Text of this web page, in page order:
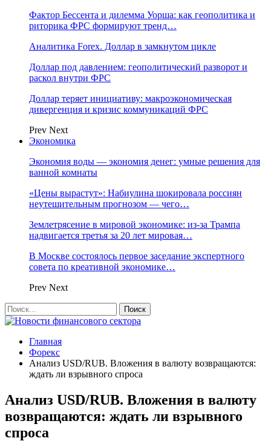
Фактор Бессента и дилемма Уорша: как геополитика и
риторика ФРС формируют тренд…
Аналитика Forex. Доллар в замкнутом цикле
Доллар под давлением: геополитический разворот и
раскол внутри ФРС
Доллар теряет инициативу: макроэкономическая
дивергенция и кризис коммуникаций ФРС
Prev Next
Экономика
Экономия воды — экономия денег: умные решения для
ванной комнаты
«Цены вырастут»: Набиулина шокировала россиян
неутешительным прогнозом — чего…
Землетрясение в мировой экономике: из-за Трампа
надвигается третья за 20 лет мировая…
В Москве состоялось первое заседание экспертного
совета по креативной экономике…
Prev Next
Главная
Форекс
Анализ USD/RUB. Вложения в валюту возвращаются:
ждать ли взрывного спроса
Анализ USD/RUB. Вложения в валюту
возвращаются: ждать ли взрывного
спроса